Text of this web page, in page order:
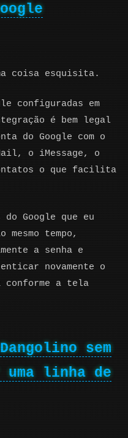
coisa esquisita.
configuradas em
é bem legal
do Google com o
o iMessage, o
o que facilita
do Google que eu
tempo,
a senha e
novamente o
conforme a tela
sem
linha de